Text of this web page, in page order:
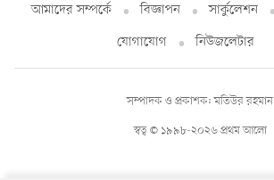
আমাদের সম্পর্কে বিজ্ঞাপন সার্কুলেশন
যোগাযোগ
নিউজলেটার
স্বত্ব © ১৯৯৮-২০২৬ প্রথম আলো
সম্পাদক ও প্রকাশক: মতিউর রহমান